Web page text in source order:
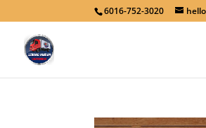
6016-752-3020